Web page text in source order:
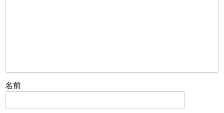
名前